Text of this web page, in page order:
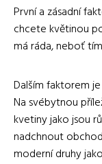
První a zásadní
chcete květinou
má ráda, neboť
Dalším faktorem
Na svébytnou
kvetiny jako jsou
nadchnout
moderní druhy